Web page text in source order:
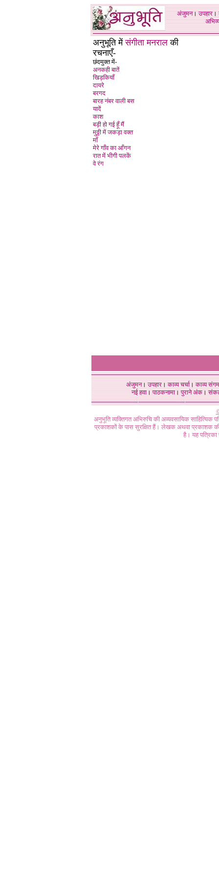
अंजुमन।उपहार।
अनुभूति मेंसंगीता मनराल की
रचनाएँ-
छंदमुक्त में-
अनकही बातें
खिड़कियाँ
दायरे
बरगद
बारह नंबर वाली बस
यादें
काश
बड़ी हो गई हूँ मैं
मुठ्ठी में जकड़ा वक्त
माँ
मेरे गाँव का आँगन
रात में भीगी पलकें
वे रंग
अंजुमन।उपहार।काव्य चर्चा।काव्य संगम
नई हवा। पाठकनामा। पुराने अंक।
अनुभूति व्यक्तिगत अभिरुचि की अव्यवसायिक
प्रकाशकों के पास सुरक्षित हैं। लेखक अथवा प्रकाशक की
है। यह पत्रिका